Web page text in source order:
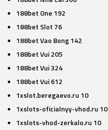
188bet One 192
188bet Slot 76
188bet Vao Bong 142
188bet Vui 205
188bet Vui 324
188bet Vui 612
1xslot.beregaevo.ru 10
1xslots-oficialnyy-vhod.ru 10
1xslots-vhod-zerkalo.ru 10